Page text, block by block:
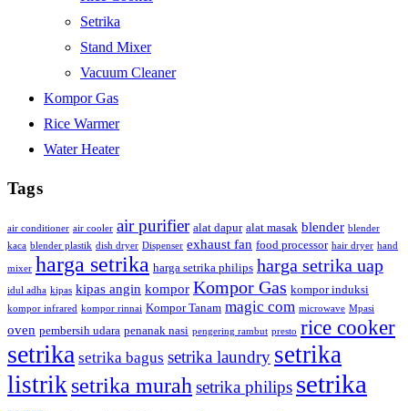
Setrika
Stand Mixer
Vacuum Cleaner
Kompor Gas
Rice Warmer
Water Heater
Tags
air conditioner air cooler air purifier alat dapur alat masak blender blender
kaca blender plastik dish dryer Dispenser exhaust fan food processor hair dryer hand
mixer harga setrika harga setrika philips harga setrika uap
idul adha kipas kipas angin kompor Kompor Gas kompor induksi
kompor infrared kompor rinnai Kompor Tanam magic com microwave Mpasi
oven pembersih udara penanak nasi pengering rambut presto rice cooker
setrika setrika bagus setrika laundry setrika
listriksetrika murah setrika philips setrika